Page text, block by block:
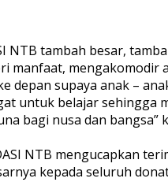
NTB tambah besar,
manfaat, mengakomodir
depan supaya anak –
untuk belajar sehingga
bagi nusa dan bangsa”
NTB mengucapkan
kepada seluruh